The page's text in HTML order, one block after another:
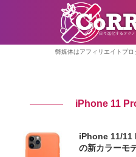
弊媒体はアフィリエイトプ
iPhone 11
iPhone 11/11
の新カラーモ